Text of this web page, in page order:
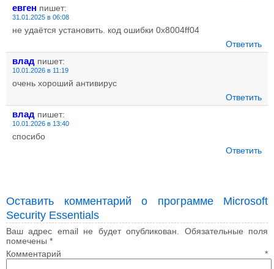
евген пишет:
31.01.2025 в 06:08
не удаётся установить. код ошибки 0x8004ff04
Ответить
влад пишет:
10.01.2026 в 11:19
очень хороший антивирус
Ответить
влад пишет:
10.01.2026 в 13:40
спосибо
Ответить
Оставить комментарий о программе Microsoft
Security Essentials
Ваш адрес email не будет опубликован.
Обязательные поля
помечены *
Комментарий *